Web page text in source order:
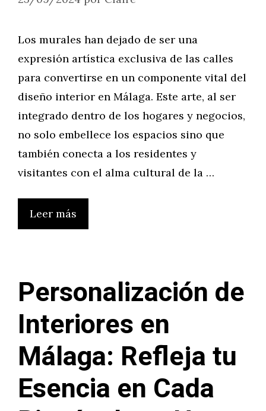
Los murales han dejado de ser una
expresión artística exclusiva de las calles
para convertirse en un componente vital del
diseño interior en Málaga. Este arte, al ser
integrado dentro de los hogares y negocios,
no solo embellece los espacios sino que
también conecta a los residentes y
visitantes con el alma cultural de la …
Leer más
Personalización de
Interiores en
Málaga: Refleja tu
Esencia en Cada